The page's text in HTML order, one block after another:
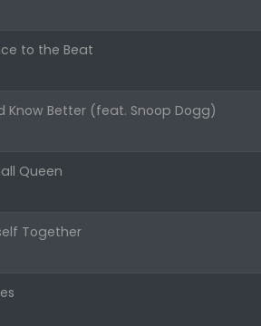
to the Beat
Know Better (feat. Snoop Dogg)
Queen
Together